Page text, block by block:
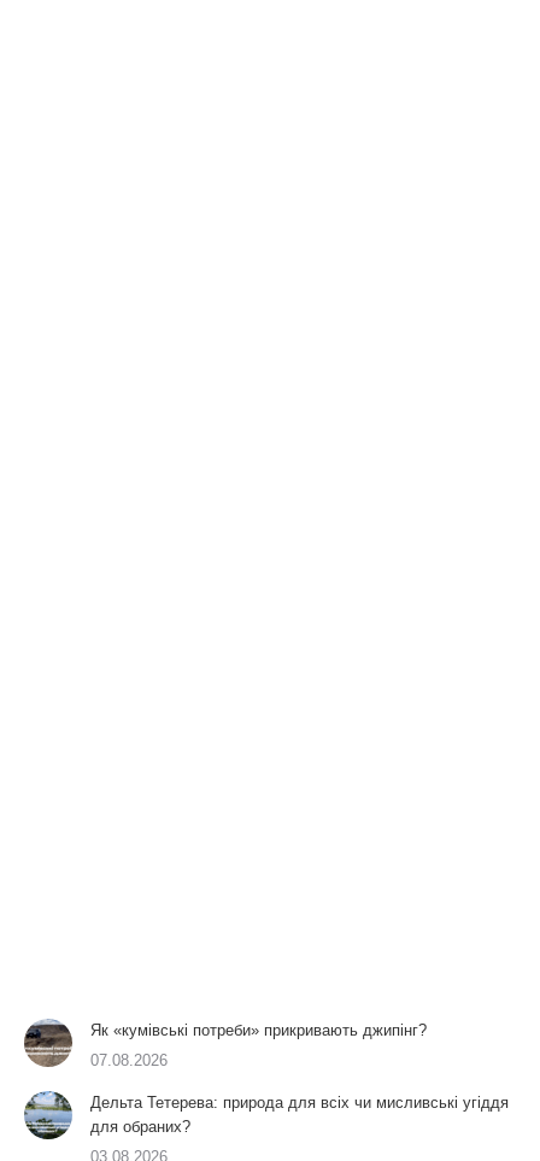
Як «кумівські потреби» прикривають джипінг?
07.08.2026
Дельта Тетерева: природа для всіх чи мисливські угіддя
для обраних?
03.08.2026